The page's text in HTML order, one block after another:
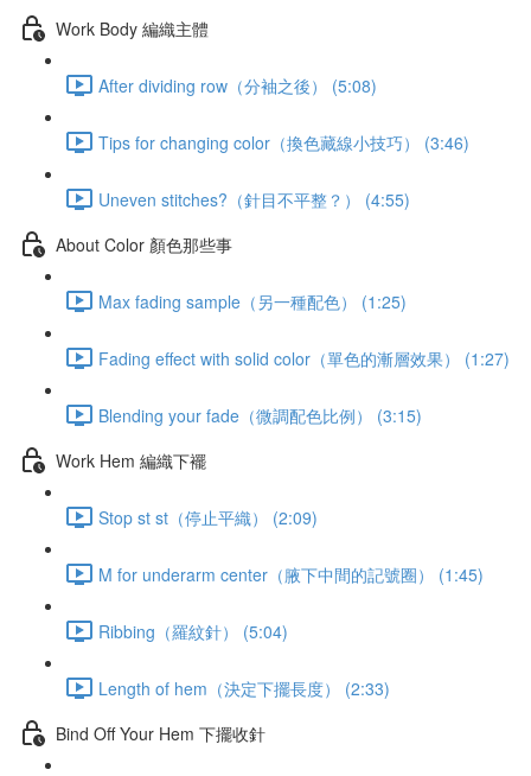
Work Body 編織主體
After dividing row（分袖之後） (5:08)
Tips for changing color（換色藏線小技巧） (3:46)
Uneven stitches?（針目不平整？） (4:55)
About Color 顏色那些事
Max fading sample（另一種配色） (1:25)
Fading effect with solid color（單色的漸層效果） (1:27)
Blending your fade（微調配色比例） (3:15)
Work Hem 編織下襬
Stop st st（停止平織） (2:09)
M for underarm center（腋下中間的記號圈） (1:45)
Ribbing（羅紋針） (5:04)
Length of hem（決定下擺長度） (2:33)
Bind Off Your Hem 下擺收針